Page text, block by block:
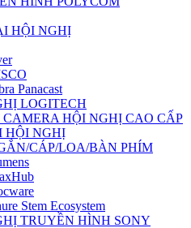
HỘI NGHỊ
Panacast
LOGITECH
HỘI NGHỊ CAO CẤP
HỘI NGHỊ
CÁP/LOA/BÀN PHÍM
Stem Ecosystem
TRUYỀN HÌNH SONY